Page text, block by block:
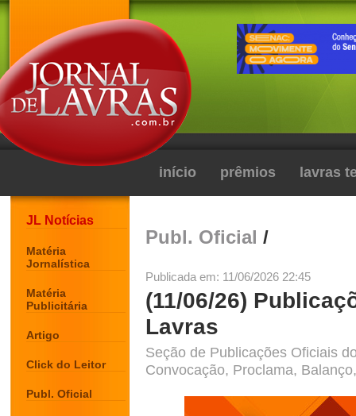
início prêmios lavras
JL Notícias
Matéria
Jornalística
Matéria
Publicitária
Artigo
Click do Leitor
Publ. Oficial
Publ. Oficial /
Publicada em: 11/06/2026 22:45
(11/06/26)
Lavras
Seção de Publicações Oficiais
Convocação, Proclama,